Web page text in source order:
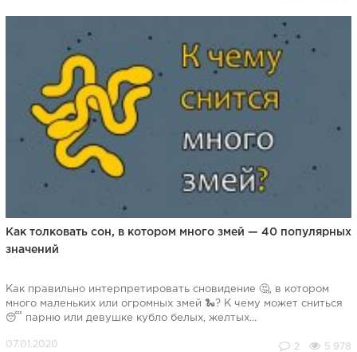
Как толковать сон, в котором много змей — 40 популярных
значений
Как правильно интерпретировать сновидение 🤔, в котором
много маленьких или огромных змей 🐍? К чему может сниться
😴 парню или девушке кубло белых, желтых...
2 5 978